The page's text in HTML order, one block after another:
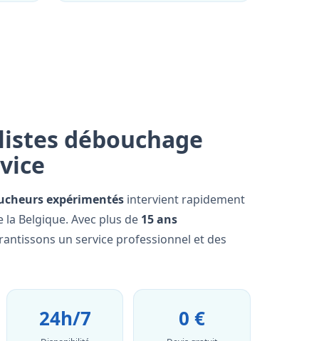
débouchage
expérimentés intervient rapidement
Belgique. Avec plus de 15 ans
un service professionnel et des
24h/7 0 €